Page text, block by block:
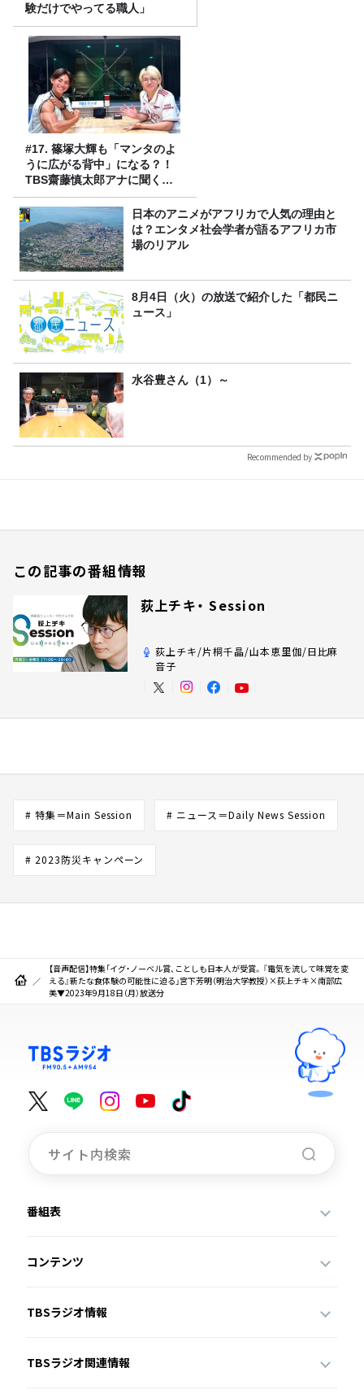
験だけでやってる職人」
#17. 篠塚大輝も「マンタのよ
うに広がる背中」になる？！
TBS齋藤慎太郎アナに聞くメ
ンズフィジークの魅力！！
日本のアニメがアフリカで人気の理由と
は？エンタメ社会学者が語るアフリカ市
場のリアル
8月4日（火）の放送で紹介した「都民ニ
ュース」
水谷豊さん（1）～
Recommended by
この記事の番組情報
荻上チキ・ Session
荻上チキ/片桐千晶/山本恵里伽/日比麻
音子
# 特集＝Main Session # ニュース＝Daily News Session
# 2023防災キャンペーン
【音声配信】特集「イグ・ノーベル賞、ことしも日本人が受賞。『電気を流して味覚を変
える』新たな食体験の可能性に迫る」宮下芳明（明治大学教授）×荻上チキ×南部広
美▼2023年9月18日（月）放送分
番組表
コンテンツ
TBSラジオ情報
TBSラジオ関連情報